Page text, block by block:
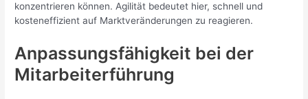
konzentrieren können. Agilität bedeutet hier, schnell und
kosteneffizient auf Marktveränderungen zu reagieren.
Anpassungsfähigkeit bei der
Mitarbeiterführung